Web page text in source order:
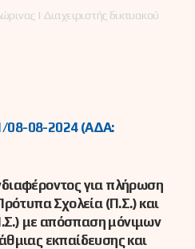
| Διαχειριστής δικτυακού
08-08-2024 (ΑΔΑ:
για πλήρωση
Σχολεία (Π.Σ.) και
με απόσπαση μόνιμων
εκπαίδευσης και